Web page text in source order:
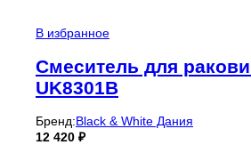
В избранное
Смеситель для
UK8301B
Бренд:Black & White Дания
12 420 ₽